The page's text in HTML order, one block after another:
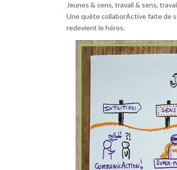
Jeunes & sens, travail & sens,
Une quête collaborActive faite de
redevient le héros.